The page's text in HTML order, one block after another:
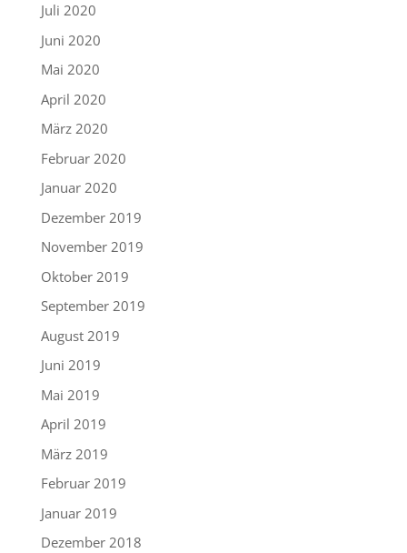
Juli 2020
Juni 2020
Mai 2020
April 2020
März 2020
Februar 2020
Januar 2020
Dezember 2019
November 2019
Oktober 2019
September 2019
August 2019
Juni 2019
Mai 2019
April 2019
März 2019
Februar 2019
Januar 2019
Dezember 2018